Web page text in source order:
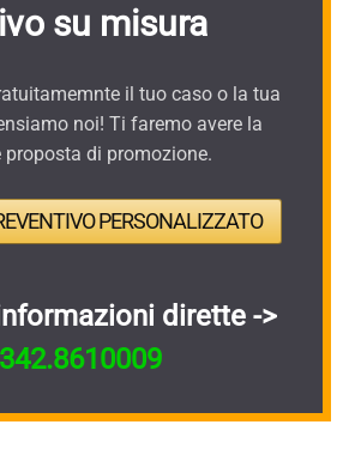
su misura
il tuo caso o la tua
noi! Ti faremo avere la
di promozione.
PERSONALIZZATO
dirette ->
342.8610009